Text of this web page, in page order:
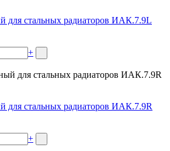
для стальных радиаторов ИАК.7.9L
+
для стальных радиаторов ИАК.7.9R
+